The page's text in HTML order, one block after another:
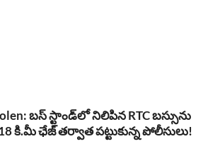
బస్ స్టాండ్‌లో నిలిపిన RTC బస్సును
18 కి.మీ ఛేజ్ తర్వాత పట్టుకున్న పోలీసులు!